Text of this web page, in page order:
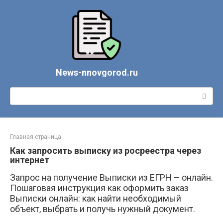
News-nnovgorod.ru
Поиск:
Главная страница
Как запросить выписку из росреестра через
интернет
Запрос на получение Выписки из ЕГРН – онлайн.
Пошаговая инструкция как оформить заказ
Выписки онлайн: как найти необходимый
объект, выбрать и получь нужный документ.